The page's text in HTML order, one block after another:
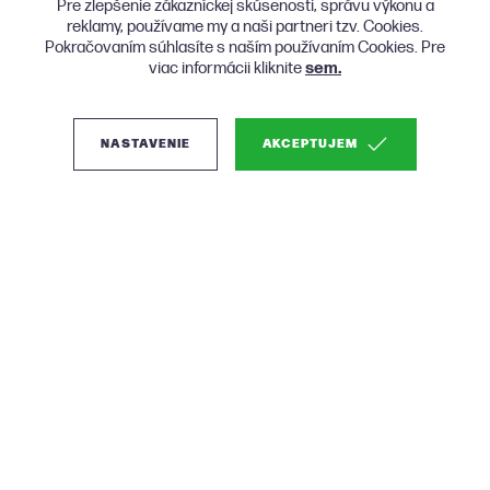
Pre zlepšenie zákazníckej skúsenosti, správu výkonu a
reklamy, používame my a naši partneri tzv. Cookies.
Pokračovaním súhlasíte s naším používaním Cookies. Pre
viac informácii kliknitesem.
AKCEPTUJEM
NASTAVENIE